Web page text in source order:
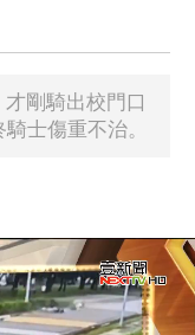
剛騎出校門口
士傷重不治。